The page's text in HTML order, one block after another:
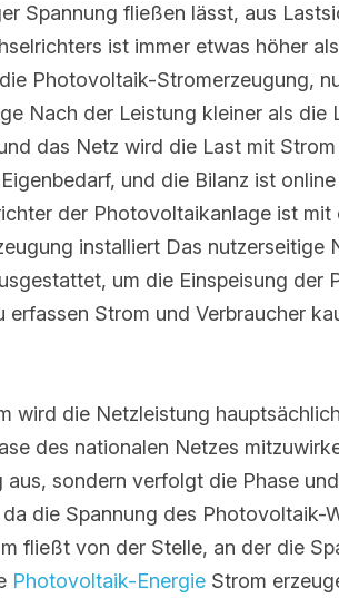
die Spannung des netzgekoppelten
als die Spannung des Netzes,
wenn die Photovoltaik-
die Spannung am
Photovoltaik, selbsterzeugt für
Stromzähler installiert Der
zur Erfassung der
ist mit einem
ins Netz zu
des nationalen Netzes
sondern verfolgt die Phase und
die Spannung des Photovoltaik-
der Stelle, an der die Spannung
Photovoltaik-Energie Strom